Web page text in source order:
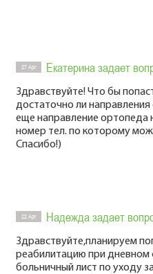
27 Apr Екатерина задает
Здравствуйте! Что бы
достаточно ли
еще направление ортопеда
номер тел. по которому
Спасибо!)
22 Apr Надежда задает
Здравствуйте,планируем
реабилитацию при
больничный лист по уходу